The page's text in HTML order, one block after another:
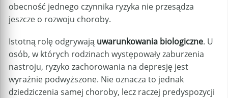
obecność jednego czynnika ryzyka nie przesądza
jeszcze o rozwoju choroby.
Istotną rolę odgrywają uwarunkowania biologiczne. U
osób, w których rodzinach występowały zaburzenia
nastroju, ryzyko zachorowania na depresję jest
wyraźnie podwyższone. Nie oznacza to jednak
dziedziczenia samej choroby, lecz raczej predyspozycji